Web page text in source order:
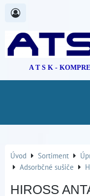
A T S K -
Úvod Sortiment
Adsorbčné sušiče
HIROSS